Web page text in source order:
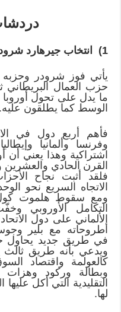
1) انتخاب جيرهارد شرودر مستشارا جديدا لألمانيا:
يأتي فوز شرودر وحزبه
حزب العمال
ما يدل على تحول
الوسط كما يطلقون عليه.
فأهم أربع دول في
وفرنسا وألمانيا
اشتراكية وهذا يعني أن
القرن الحادي والعشرين
فلقد أثبت نجاح
الاتجاه السريع نحو
ومع سقوط هلموت
التكامل الأوروبي
الألماني على دول
أطروحاته مع بلير
في طريق جديد يحاول
ويدعي بأنه طريق ثالث
كالعولمة واقتصاد
وبطالة وركود وهزات
التقليدية التي أكل
لها.